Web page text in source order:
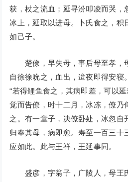
获，杖之流血；延寻汾叩凌而哭，
冰上，延取以进母。卜氏食之，积
如己子。
楚僚，早失母，事后母至孝，
自徐徐吮之，血出，迨夜即得安寝
“若得鲤鱼食之，其病即差，可以
觉而告僚，时十二月，冰冻，僚乃
之。有一童子，决僚卧处，冰忽自
归奉其母，病即愈。寿至一百三十
应如此。此与王祥，王延事同。
盛彦，字翁子，广陵人，母王